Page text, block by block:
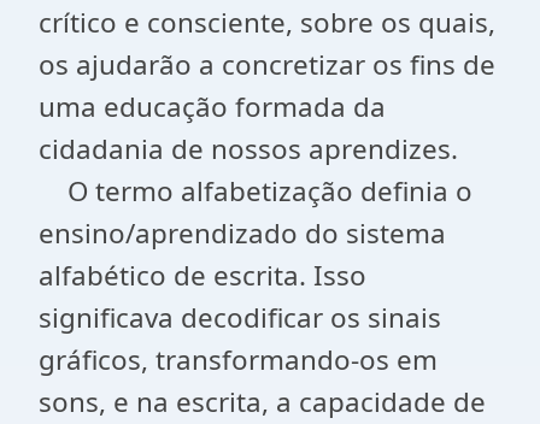
crítico e consciente, sobre os quais,
os ajudarão a concretizar os fins de
uma educação formada da
cidadania de nossos aprendizes.
O termo alfabetização definia o
ensino/aprendizado do sistema
alfabético de escrita. Isso
significava decodificar os sinais
gráficos, transformando-os em
sons, e na escrita, a capacidade de